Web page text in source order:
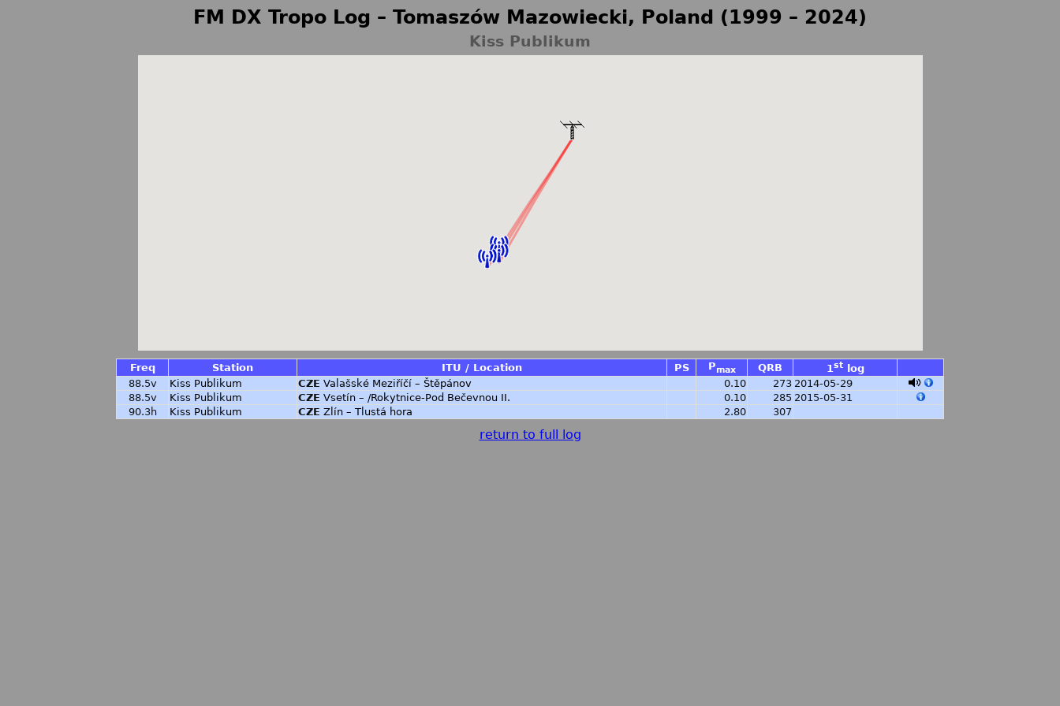
FM DX Tropo Log – Tomaszów Mazowiecki, Poland (1999 – 2024)
Kiss Publikum
Freq Station ITU / Location PS Pmax QRB 1stlog
88.5v
Kiss Publikum CZE Valašské Meziříčí – Štěpánov 0.10 273 2014-05-29
88.5v
Kiss Publikum CZE Vsetín – /Rokytnice-Pod Bečevnou II. 0.10 285 2015-05-31
90.3h
Kiss Publikum CZE Zlín – Tlustá hora 2.80 307
return to full log